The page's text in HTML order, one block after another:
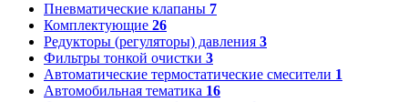
Пневматические клапаны 7
Комплектующие 26
Редукторы (регуляторы) давления 3
Фильтры тонкой очистки 3
Автоматические термостатические смесители 1
Автомобильная тематика 16